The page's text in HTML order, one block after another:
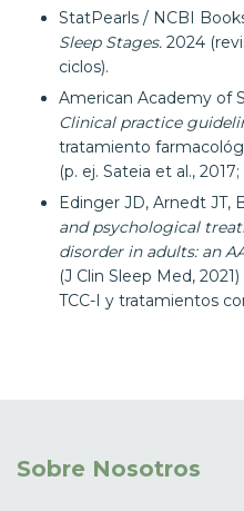
StatPearls / NCBI
Sleep Stages. 2024
ciclos).
American Academy of
Clinical practice
tratamiento
(p. ej. Sateia et al.,
Edinger JD, Arnedt JT,
and psychological
disorder in adults: an
(J Clin Sleep Med,
TCC-I y tratamientos
Sobre Nosotros